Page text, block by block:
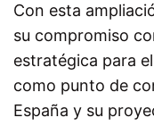
Con esta
su compromiso
estratégica para
como punto de
España y su